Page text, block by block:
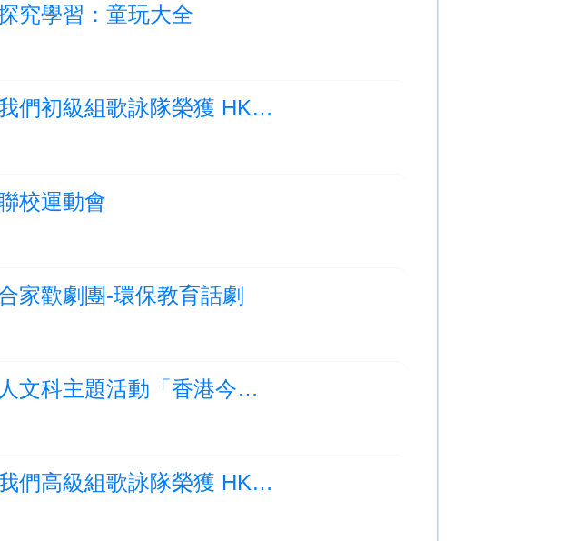
究學習：童玩大全
Photo Albums Updated:喜訊！我們初級組歌詠隊榮獲 HKICF 銅獎
校運動會
家歡劇團-環保教育話劇
Photo Albums Updated:四年級人文科主題活動「香港今昔」
Photo Albums Updated:喜訊！我們高級組歌詠隊榮獲 HKICF 銀獎